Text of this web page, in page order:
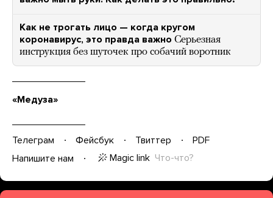
Как не трогать лицо — когда кругом
коронавирус, это правда важно Серьезная
инструкция без шуточек про собачий воротник
«Медуза»
Телеграм Фейсбук Твиттер
PDF
Напишите нам
Magic link Что-что?